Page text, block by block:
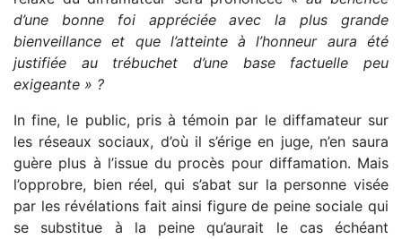
d’une bonne foi appréciée avec la plus grande
bienveillance et que l’atteinte à l’honneur aura été
justifiée au trébuchet d’une base factuelle peu
exigeante » ?
In fine, le public, pris à témoin par le diffamateur sur
les réseaux sociaux, d’où il s’érige en juge, n’en saura
guère plus à l’issue du procès pour diffamation. Mais
l’opprobre, bien réel, qui s’abat sur la personne visée
par les révélations fait ainsi figure de peine sociale qui
se substitue à la peine qu’aurait le cas échéant